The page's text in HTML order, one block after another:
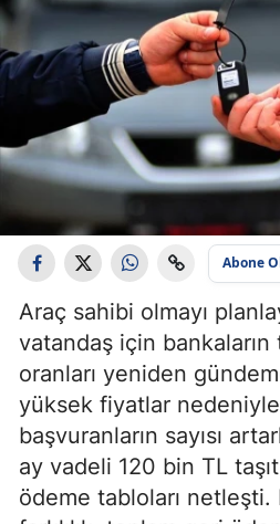
Abone
Araç sahibi olmayı
vatandaş için bankaların
oranları yeniden
yüksek fiyatlar
başvuranların sayısı
ay vadeli 120 bin TL
ödeme tabloları netleşti.